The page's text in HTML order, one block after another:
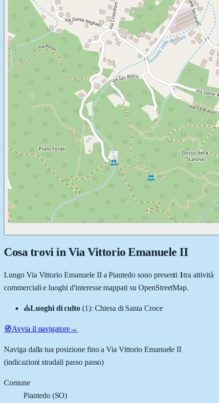
Cosa trovi in Via Vittorio Emanuele II
Lungo Via Vittorio Emanuele IIaPiantedo sono presenti 1tra attività
commerciali e luoghi d'interesse mappati su OpenStreetMap.
⛪Luoghi di culto (1): Chiesa di Santa Croce
🧭Avvia il navigatore→
Naviga dalla tua posizione fino aVia Vittorio Emanuele II
(indicazioni stradali passo passo)
Comune
Piantedo(SO)